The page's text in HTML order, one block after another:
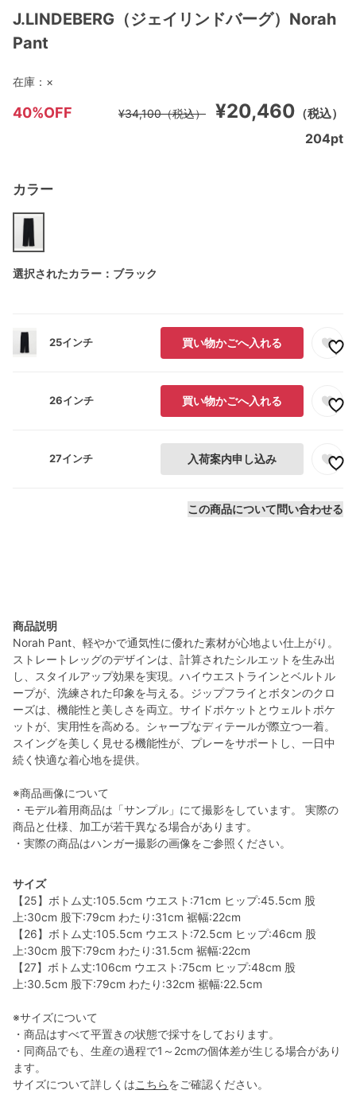
J.LINDEBERG（ジェイリンドバーグ）Norah
Pant
40%OFF ¥20,460 （税込）
¥34,100（税込）
カラー
選択されたカラー：ブラック
25インチ 買い物かごへ入れる
26インチ 買い物かごへ入れる
27インチ 入荷案内申し込み
この商品について問い合わせる
商品説明
Norah Pant、軽やかで通気性に優れた素材が心地よい仕上がり。
ストレートレッグのデザインは、計算されたシルエットを生み出
し、スタイルアップ効果を実現。ハイウエストラインとベルトル
ープが、洗練された印象を与える。ジップフライとボタンのクロ
ーズは、機能性と美しさを両立。サイドポケットとウェルトポケ
ットが、実用性を高める。シャープなディテールが際立つ一着。
スイングを美しく見せる機能性が、プレーをサポートし、一日中
続く快適な着心地を提供。
※商品画像について
・モデル着用商品は「サンプル」にて撮影をしています。 実際の
商品と仕様、加工が若干異なる場合があります。
・実際の商品はハンガー撮影の画像をご参照ください。
サイズ
【25】ボトム丈:105.5cm ウエスト:71cm ヒップ:45.5cm 股
上:30cm 股下:79cm わたり:31cm 裾幅:22cm
【26】ボトム丈:105.5cm ウエスト:72.5cm ヒップ:46cm 股
上:30cm 股下:79cm わたり:31.5cm 裾幅:22cm
【27】ボトム丈:106cm ウエスト:75cm ヒップ:48cm 股
上:30.5cm 股下:79cm わたり:32cm 裾幅:22.5cm
※サイズについて
・商品はすべて平置きの状態で採寸をしております。
・同商品でも、生産の過程で1～2cmの個体差が生じる場合があり
ます。
サイズについて詳しくはこちらをご確認ください。
在庫： ×
204pt